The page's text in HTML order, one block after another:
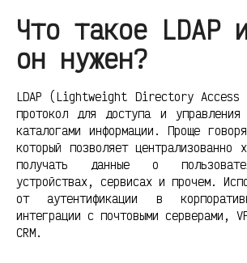
Что такое LDAP
он нужен?
LDAP (Lightweight Directory
протокол для доступа и управления
каталогами информации. Проще
который позволяет централизованно
получать данные о
устройствах, сервисах и прочем.
от аутентификации в
интеграции с почтовыми серверами,
CRM.